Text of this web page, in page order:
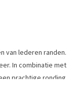
van lederen randen.
In combinatie met
prachtige ronding